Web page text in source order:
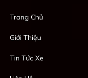
Trang Chủ
Giới Thiệu
Tin Tức Xe